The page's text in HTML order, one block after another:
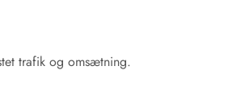
trafik og omsætning.